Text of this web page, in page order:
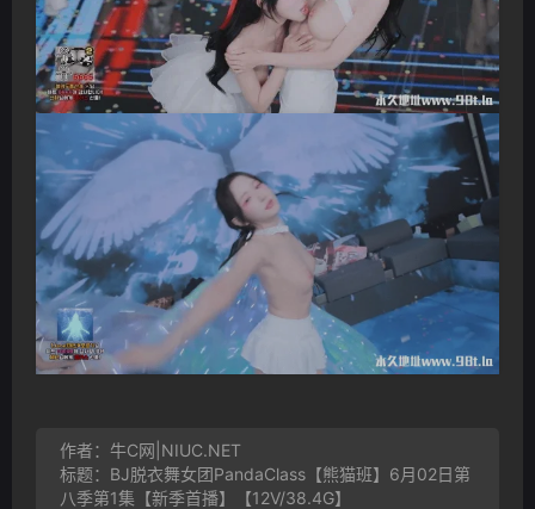
作者：牛C网|NIUC.NET
标题：BJ脱衣舞女团PandaClass【熊猫班】6月02日第
八季第1集【新季首播】【12V/38.4G】